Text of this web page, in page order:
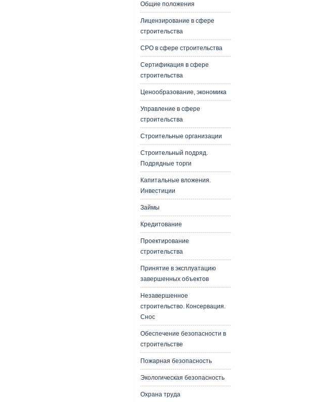
Общие положения
Лицензирование в сфере
строительства
СРО в сфере строительства
Сертификация в сфере
строительства
Ценообразование, экономика
Управление в сфере
строительства
Строительные организации
Строительный подряд.
Подрядные торги
Капитальные вложения.
Инвестиции
Займы
Кредитование
Проектирование
строительства
Принятие в эксплуатацию
завершенных объектов
Незавершенное
строительство. Консервация.
Снос
Обеспечение безопасности в
строительстве
Пожарная безопасность
Экологическая безопасность
Охрана труда